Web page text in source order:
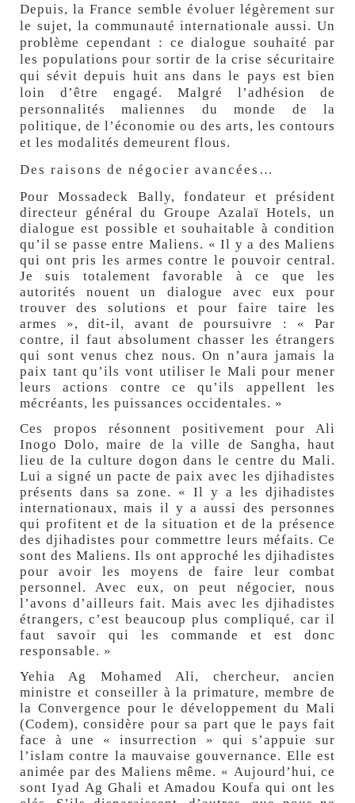
Depuis, la France semble évoluer légèrement sur
le sujet, la communauté internationale aussi. Un
problème cependant : ce dialogue souhaité par
les populations pour sortir de la crise sécuritaire
qui sévit depuis huit ans dans le pays est bien
loin d’être engagé. Malgré l’adhésion de
personnalités maliennes du monde de la
politique, de l’économie ou des arts, les contours
et les modalités demeurent flous.
Des raisons de négocier avancées…
Pour Mossadeck Bally, fondateur et président
directeur général du Groupe Azalaï Hotels, un
dialogue est possible et souhaitable à condition
qu’il se passe entre Maliens. « Il y a des Maliens
qui ont pris les armes contre le pouvoir central.
Je suis totalement favorable à ce que les
autorités nouent un dialogue avec eux pour
trouver des solutions et pour faire taire les
armes », dit-il, avant de poursuivre : « Par
contre, il faut absolument chasser les étrangers
qui sont venus chez nous. On n’aura jamais la
paix tant qu’ils vont utiliser le Mali pour mener
leurs actions contre ce qu’ils appellent les
mécréants, les puissances occidentales. »
Ces propos résonnent positivement pour Ali
Inogo Dolo, maire de la ville de Sangha, haut
lieu de la culture dogon dans le centre du Mali.
Lui a signé un pacte de paix avec les djihadistes
présents dans sa zone. « Il y a les djihadistes
internationaux, mais il y a aussi des personnes
qui profitent et de la situation et de la présence
des djihadistes pour commettre leurs méfaits. Ce
sont des Maliens. Ils ont approché les djihadistes
pour avoir les moyens de faire leur combat
personnel. Avec eux, on peut négocier, nous
l’avons d’ailleurs fait. Mais avec les djihadistes
étrangers, c’est beaucoup plus compliqué, car il
faut savoir qui les commande et est donc
responsable. »
Yehia Ag Mohamed Ali, chercheur, ancien
ministre et conseiller à la primature, membre de
la Convergence pour le développement du Mali
(Codem), considère pour sa part que le pays fait
face à une « insurrection » qui s’appuie sur
l’islam contre la mauvaise gouvernance. Elle est
animée par des Maliens même. « Aujourd’hui, ce
sont Iyad Ag Ghali et Amadou Koufa qui ont les